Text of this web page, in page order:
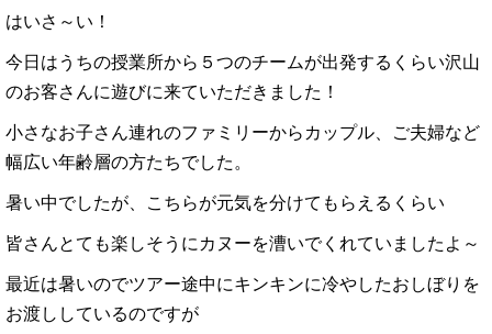
はいさ～い！
今日はうちの授業所から５つのチームが出発するくらい沢山
のお客さんに遊びに来ていただきました！
小さなお子さん連れのファミリーからカップル、ご夫婦など
幅広い年齢層の方たちでした。
暑い中でしたが、こちらが元気を分けてもらえるくらい
皆さんとても楽しそうにカヌーを漕いでくれていましたよ～
最近は暑いのでツアー途中にキンキンに冷やしたおしぼりを
お渡ししているのですが